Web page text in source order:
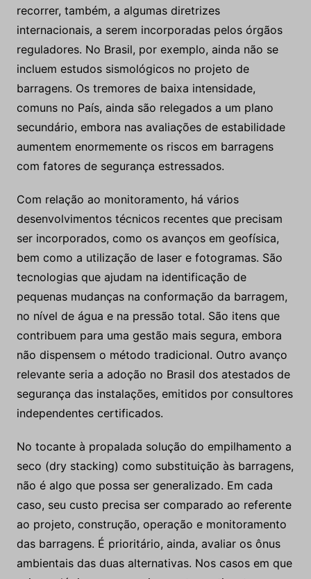
recorrer, também, a algumas diretrizes
internacionais, a serem incorporadas pelos órgãos
reguladores. No Brasil, por exemplo, ainda não se
incluem estudos sismológicos no projeto de
barragens. Os tremores de baixa intensidade,
comuns no País, ainda são relegados a um plano
secundário, embora nas avaliações de estabilidade
aumentem enormemente os riscos em barragens
com fatores de segurança estressados.
Com relação ao monitoramento, há vários
desenvolvimentos técnicos recentes que precisam
ser incorporados, como os avanços em geofísica,
bem como a utilização de laser e fotogramas. São
tecnologias que ajudam na identificação de
pequenas mudanças na conformação da barragem,
no nível de água e na pressão total. São itens que
contribuem para uma gestão mais segura, embora
não dispensem o método tradicional. Outro avanço
relevante seria a adoção no Brasil dos atestados de
segurança das instalações, emitidos por consultores
independentes certificados.
No tocante à propalada solução do empilhamento a
seco (dry stacking) como substituição às barragens,
não é algo que possa ser generalizado. Em cada
caso, seu custo precisa ser comparado ao referente
ao projeto, construção, operação e monitoramento
das barragens. É prioritário, ainda, avaliar os ônus
ambientais das duas alternativas. Nos casos em que